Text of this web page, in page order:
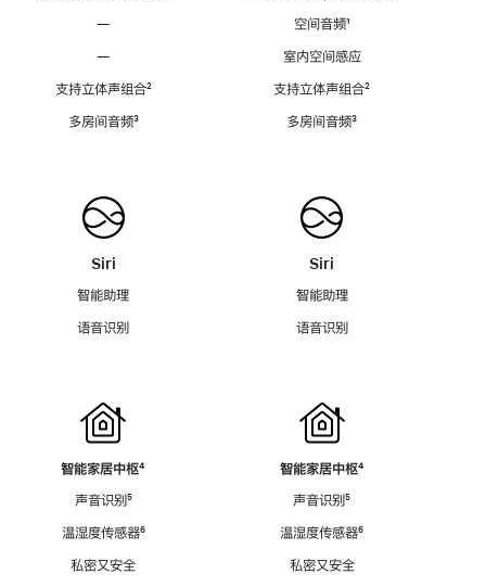
—
—
支持立体声组合脚
²
多房间音频脚
³
Siri
智能助理
语音识别
智能家居中枢脚
⁴
声音识别脚
⁵
温湿度传感器脚
⁶
私密又安全
空间音频脚
¹
室内空间感应
支持立体声组合脚
²
多房间音频脚
³
Siri
智能助理
语音识别
智能家居中枢脚
⁴
声音识别脚
⁵
温湿度传感器脚
⁶
私密又安全